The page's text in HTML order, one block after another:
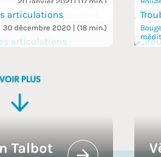
articulations
30 décembre 2020 | (18 min.)
Talbot